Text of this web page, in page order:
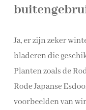
Ja, er zijn zeker
bladeren die
Planten zoals de
Rode Japanse
voorbeelden van